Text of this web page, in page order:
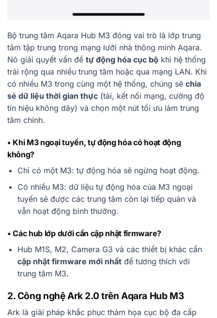
Bộ trung tâm Aqara Hub M3 đóng vai trò là lớp trung
tâm tập trung trong mạng lưới nhà thông minh Aqara.
Nó giải quyết vấn đề tự động hóa cục bộ khi hệ thống
trải rộng qua nhiều trung tâm hoặc qua mạng LAN. Khi
có nhiều M3 trong cùng một hệ thống, chúng sẽ chia
sẻ dữ liệu thời gian thực (tải, kết nối mạng, cường độ
tín hiệu không dây) và chọn một nút tối ưu làm trung
tâm chính.
• Khi M3 ngoại tuyến, tự động hóa có hoạt động
không?
Chỉ có một M3: tự động hóa sẽ ngừng hoạt động.
Có nhiều M3: dữ liệu tự động hóa của M3 ngoại
tuyến sẽ được các trung tâm còn lại tiếp quản và
vẫn hoạt động bình thường.
• Các hub lớp dưới cần cập nhật firmware?
Hub M1S, M2, Camera G3 và các thiết bị khác cần
cập nhật firmware mới nhấtđể tương thích với
trung tâm M3.
2. Công nghệ Ark 2.0 trên Aqara Hub M3
Ark là giải pháp khắc phục thảm họa cục bộ đa cấp